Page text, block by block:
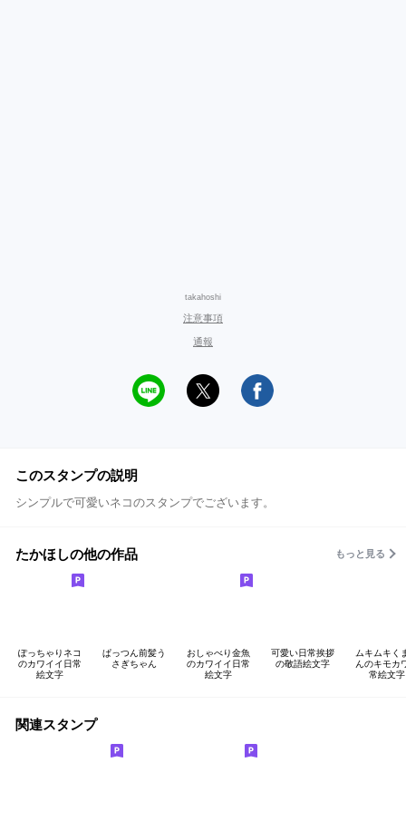
takahoshi
注意事項
通報
このスタンプの説明
シンプルで可愛いネコのスタンプでございます。
たかほしの他の作品 もっと見る
ぽっちゃりネコ
のカワイイ日常
絵文字
ぱっつん前髪う
さぎちゃん
おしゃべり金魚
のカワイイ日常
絵文字
可愛い日常挨拶
の敬語絵文字
ムキムキく
んのキモカ
常絵文字
関連スタンプ